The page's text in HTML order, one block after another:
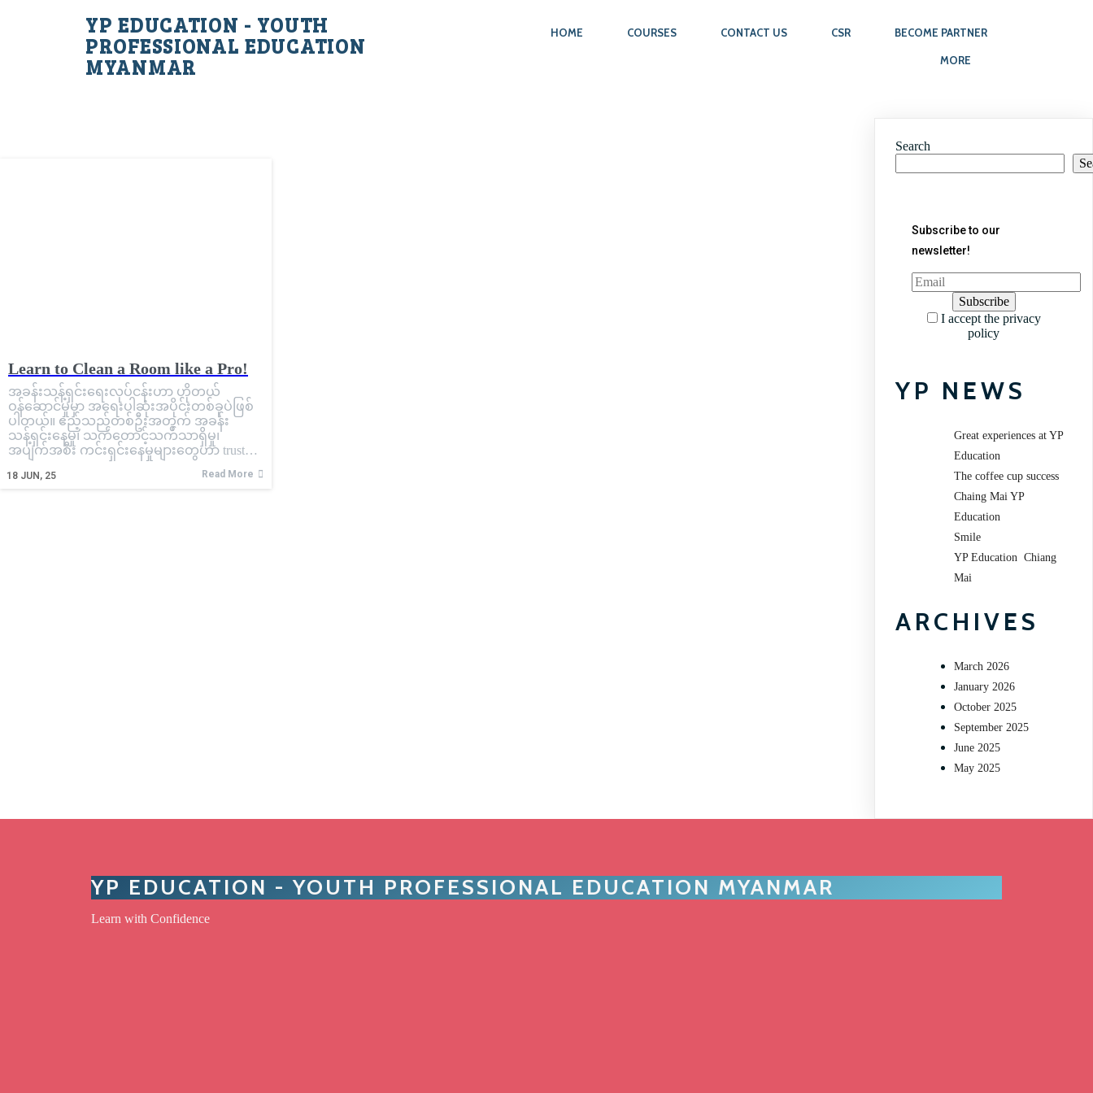
YP EDUCATION - YOUTH
PROFESSIONAL EDUCATION
MYANMAR
HOME COURSES CONTACT US CSR BECOME PARTNER
MORE
Learn to Clean a Room like a Pro!
18 JUN, 25
အခန်းသန့်ရှင်းရေးလုပ်ငန်းဟာ ဟိုတယ်
ဝန်ဆောင်မှုမှာ အရေးပါဆုံးအပိုင်းတစ်ခုပဲဖြစ်
ပါတယ်။ ဧည့်သည်တစ်ဦးအတွက် အခန်း
သန့်ရှင်းနေမှု၊ သက်တောင့်သက်သာရှိမှု၊
အပျက်အစီး ကင်းရှင်းနေမှုများတွေဟာ trust…
Read More
Search
Subscribe to our
newsletter!
I accept the privacy
policy
YP NEWS
Great experiences at YP
Education
The coffee cup success
Chaing Mai YP
Education
Smile
YP Education Chiang
Mai
ARCHIVES
March 2026
January 2026
October 2025
September 2025
June 2025
May 2025
YP EDUCATION - YOUTH PROFESSIONAL EDUCATION MYANMAR
Learn with Confidence